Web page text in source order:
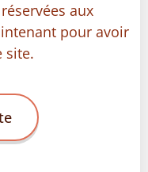
aux
pour avoir
site.